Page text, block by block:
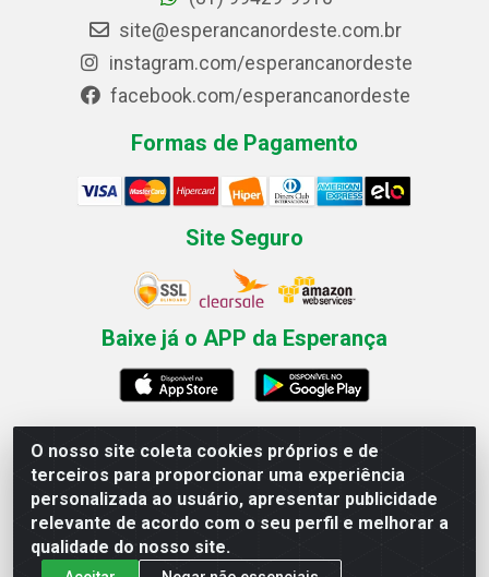
O nosso site coleta cookies próprios e de
terceiros para proporcionar uma experiência
personalizada ao usuário, apresentar publicidade
relevante de acordo com o seu perfil e melhorar a
qualidade do nosso site.
site@esperancanordeste.com.br
instagram.com/esperancanordeste
facebook.com/esperancanordeste
Formas de Pagamento
Site Seguro
Baixe já o APP da Esperança
Esperança Nordeste - Rua Professor Caldas Filho, 291 -
Estância - Recife / PE CEP: 50771-335 - CNPJ
03.666.136/0001-23